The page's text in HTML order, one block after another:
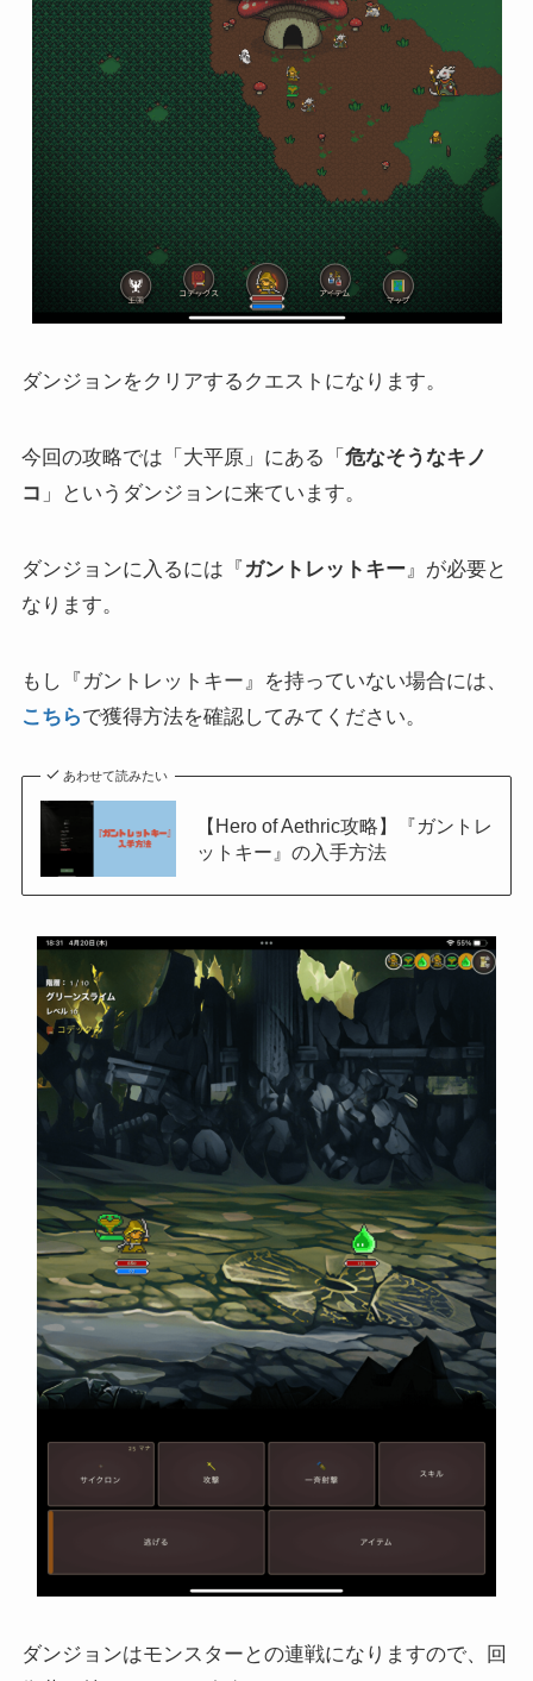
ダンジョンをクリアするクエストになります。
今回の攻略では「大平原」にある「 危なそうなキノ
コ 」というダンジョンに来ています。
ダンジョンに入るには『 ガントレットキー』が必要と
なります。
もし『ガントレットキー』を持っていない場合には、
こちらで獲得方法を確認してみてください。
あわせて読みたい
【Hero of Aethric攻略】『ガントレ
ットキー』の入手方法
ダンジョンはモンスターとの連戦になりますので、回